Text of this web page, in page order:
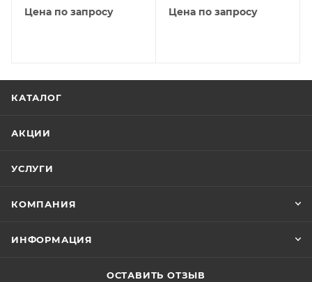
Цена по запросу Цена по запросу
КАТАЛОГ
АКЦИИ
УСЛУГИ
КОМПАНИЯ
ИНФОРМАЦИЯ
ОСТАВИТЬ ОТЗЫВ